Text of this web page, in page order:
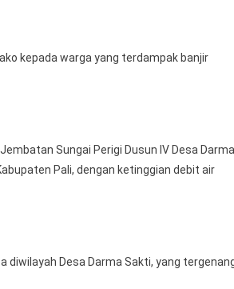
kepada warga yang terdampak banjir
Sungai Perigi Dusun IV Desa Darma
Pali, dengan ketinggian debit air
Desa Darma Sakti, yang